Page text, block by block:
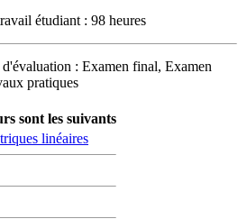
étudiant : 98 heures
: Examen final, Examen
pratiques
sont les suivants
linéaires